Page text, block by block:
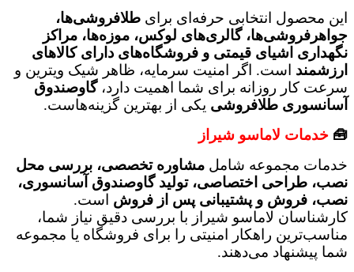
این محصول انتخابی حرفه‌ای برای طلافروشی‌ها،
جواهرفروشی‌ها، گالری‌های لوکس، موزه‌ها، مراکز
نگهداری اشیای قیمتی و فروشگاه‌های دارای کالاهای
ارزشمنداست. اگر امنیت سرمایه، ظاهر شیک ویترین و
سرعت کار روزانه برای شما اهمیت دارد، گاوصندوق
آسانسوری طلافروشییکی از بهترین گزینه‌هاست.
🧰 خدمات لاماسو شیراز
خدمات مجموعه شامل مشاوره تخصصی، بررسی محل
نصب، طراحی اختصاصی، تولید گاوصندوق آسانسوری،
نصب، فروش و پشتیبانی پس از فروشاست.
کارشناسان لاماسو شیراز با بررسی دقیق نیاز شما،
مناسب‌ترین راهکار امنیتی را برای فروشگاه یا مجموعه
شما پیشنهاد می‌دهند.